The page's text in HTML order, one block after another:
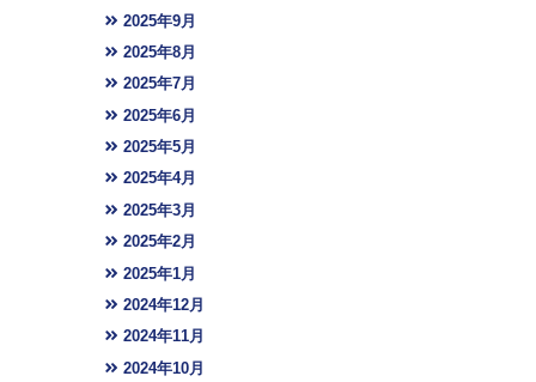
2025年9月
2025年8月
2025年7月
2025年6月
2025年5月
2025年4月
2025年3月
2025年2月
2025年1月
2024年12月
2024年11月
2024年10月